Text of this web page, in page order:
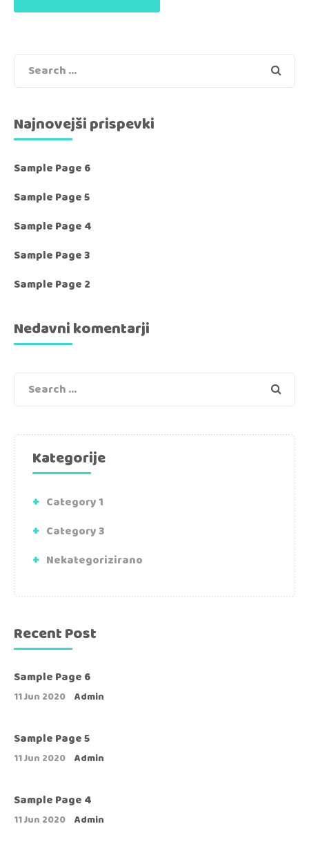
Search
Najnovejši prispevki
Sample Page 6
Sample Page 5
Sample Page 4
Sample Page 3
Sample Page 2
Nedavni komentarji
Search
Kategorije
Category 1
Category 3
Nekategorizirano
Recent Post
Sample Page 6
11 Jun 2020 Admin
Sample Page 5
11 Jun 2020 Admin
Sample Page 4
11 Jun 2020 Admin